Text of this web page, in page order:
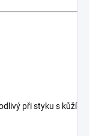
při styku s kůží